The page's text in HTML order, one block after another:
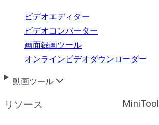
ビデオエディター
ビデオコンバーター
画面録画ツール
オンラインビデオダウンローダー
動画ツール
リソース MiniTool